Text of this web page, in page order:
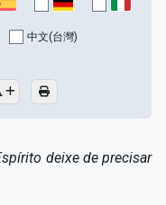
中文(台灣)
deixe de precisar